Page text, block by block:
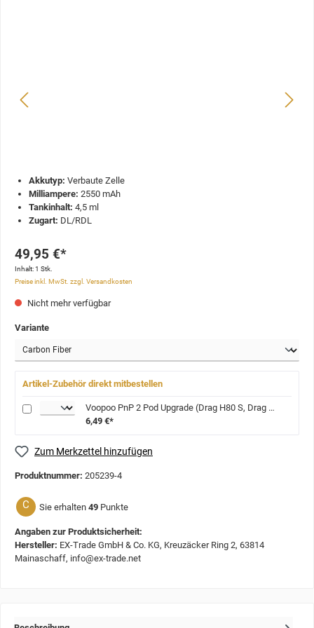
Akkutyp: Verbaute Zelle
Milliampere: 2550 mAh
Tankinhalt: 4,5 ml
Zugart: DL/RDL
49,95 €*
Inhalt:1 Stk.
Preise inkl. MwSt. zzgl. Versandkosten
Nicht mehr verfügbar
Variante
Artikel-Zubehör direkt mitbestellen
Voopoo PnP 2 Pod Upgrade (Drag H80 S, Drag E60, PnP-TW, Drag H40)
6,49 €*
Zum Merkzettel hinzufügen
Produktnummer: 205239-4
C Sie erhalten 49 Punkte
Angaben zur Produktsicherheit:
Hersteller: EX-Trade GmbH & Co. KG, Kreuzäcker Ring 2, 63814
Mainaschaff, info@ex-trade.net